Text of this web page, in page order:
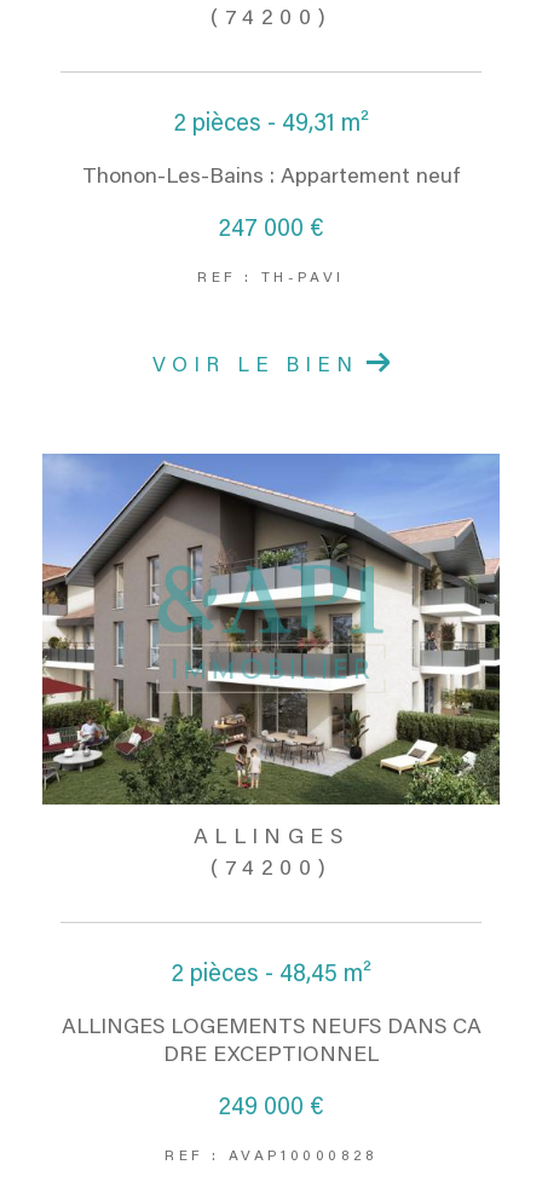
(74200)
2 pièces - 49,31 m²
Thonon-Les-Bains : Appartement neuf
247 000 €
REF : TH-PAVI
VOIR LE BIEN
ALLINGES
(74200)
2 pièces - 48,45 m²
ALLINGES LOGEMENTS NEUFS DANS CA
DRE EXCEPTIONNEL
249 000 €
REF : AVAP10000828